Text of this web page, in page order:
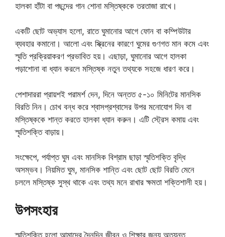
হালকা হাঁটা বা পছন্দের গান শোনা মস্তিষ্ককে তরতাজা রাখে।
একটি ছোট অভ্যাস হলো, রাতে ঘুমানোর আগে ফোন বা কম্পিউটার
ব্যবহার কমানো। আলো এবং স্ক্রিনের কারণে ঘুমের গুণগত মান কমে এবং
স্মৃতি প্রক্রিয়াকরণ প্রভাবিত হয়। এছাড়া, ঘুমানোর আগে হালকা
পড়াশোনা বা ধ্যান করলে মস্তিষ্ক নতুন তথ্যকে সহজে ধারণ করে।
পেশাদাররা প্রায়শই পরামর্শ দেন, দিনে অন্তত ৫-১০ মিনিটের মানসিক
বিরতি নিন। চোখ বন্ধ করে শ্বাসপ্রশ্বাসের উপর মনোযোগ দিন বা
মস্তিষ্ককে শান্ত করতে হালকা ধ্যান করুন। এটি স্ট্রেস কমায় এবং
স্মৃতিশক্তি বাড়ায়।
সংক্ষেপে, পর্যাপ্ত ঘুম এবং মানসিক বিশ্রাম ছাড়া স্মৃতিশক্তি বৃদ্ধি
অসম্ভব। নিয়মিত ঘুম, মানসিক শান্তি এবং ছোট ছোট বিরতি মেনে
চললে মস্তিষ্ক সুস্থ থাকে এবং তথ্য মনে রাখার ক্ষমতা শক্তিশালী হয়।
উপসংহার
স্মৃতিশক্তি হলো আমাদের দৈনন্দিন জীবন ও শিক্ষার জন্য অত্যন্ত